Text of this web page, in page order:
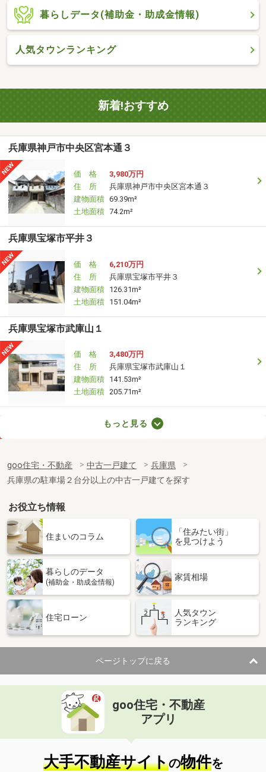
暮らしデータ(補助金・助成金情報)
人気タウンランキング
新着!おすすめ
兵庫県神戸市中央区宮本通３
価 格
3,980万円
住 所
兵庫県神戸市中央区宮本通３
建物面積 69.39m²
土地面積 74.2m²
兵庫県宝塚市平井３
価 格
6,210万円
住 所
兵庫県宝塚市平井３
建物面積 126.31m²
土地面積 151.04m²
兵庫県宝塚市武庫山１
価 格
3,480万円
住 所
兵庫県宝塚市武庫山１
建物面積 141.53m²
土地面積 205.71m²
兵庫県神戸市東灘区本山北町６
建物面積 312.69m²
土地面積 297.57m²
兵庫県神戸市東灘区御影山手５
価 格
4,380万円
兵庫県神戸市東灘区御影山手５
建物面積 104.89m²
土地面積
111.04m²
兵庫県西宮市津門大塚町
3,280万円
住 所
兵庫県西宮市津門大塚町
建物面積 68.01m²
土地面積 57.25m²
兵庫県尼崎市西本町７
価 格
住 所
兵庫県尼崎市西本町７
建物面積 34.14m²
土地面積
63.85m²
もっと見る
goo住宅・不動産 中古一戸建て
兵庫県
兵庫県の駐車場２台分以上の中古一戸建てを探す
お役立ち情報
住まいのコラム
「住みたい街」
を見つけよう
暮らしのデータ
(補助金・助成金情報)
家賃相場
住宅ローン
人気タウン
ランキング
ページトップに戻る
goo住宅・不動産
アプリ
大手不動産サイトの物件を